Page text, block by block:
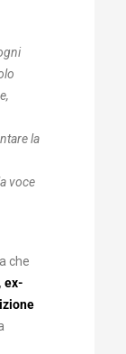
la
voce
che
ex-